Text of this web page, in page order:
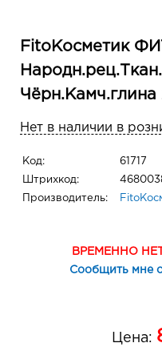
FitoКосметик
Чёрн.Камч.глина
Нет в наличии в
Код: 61717
Штрихкод:
Производитель:
ВРЕМЕННО
Сообщить мне
Цена: